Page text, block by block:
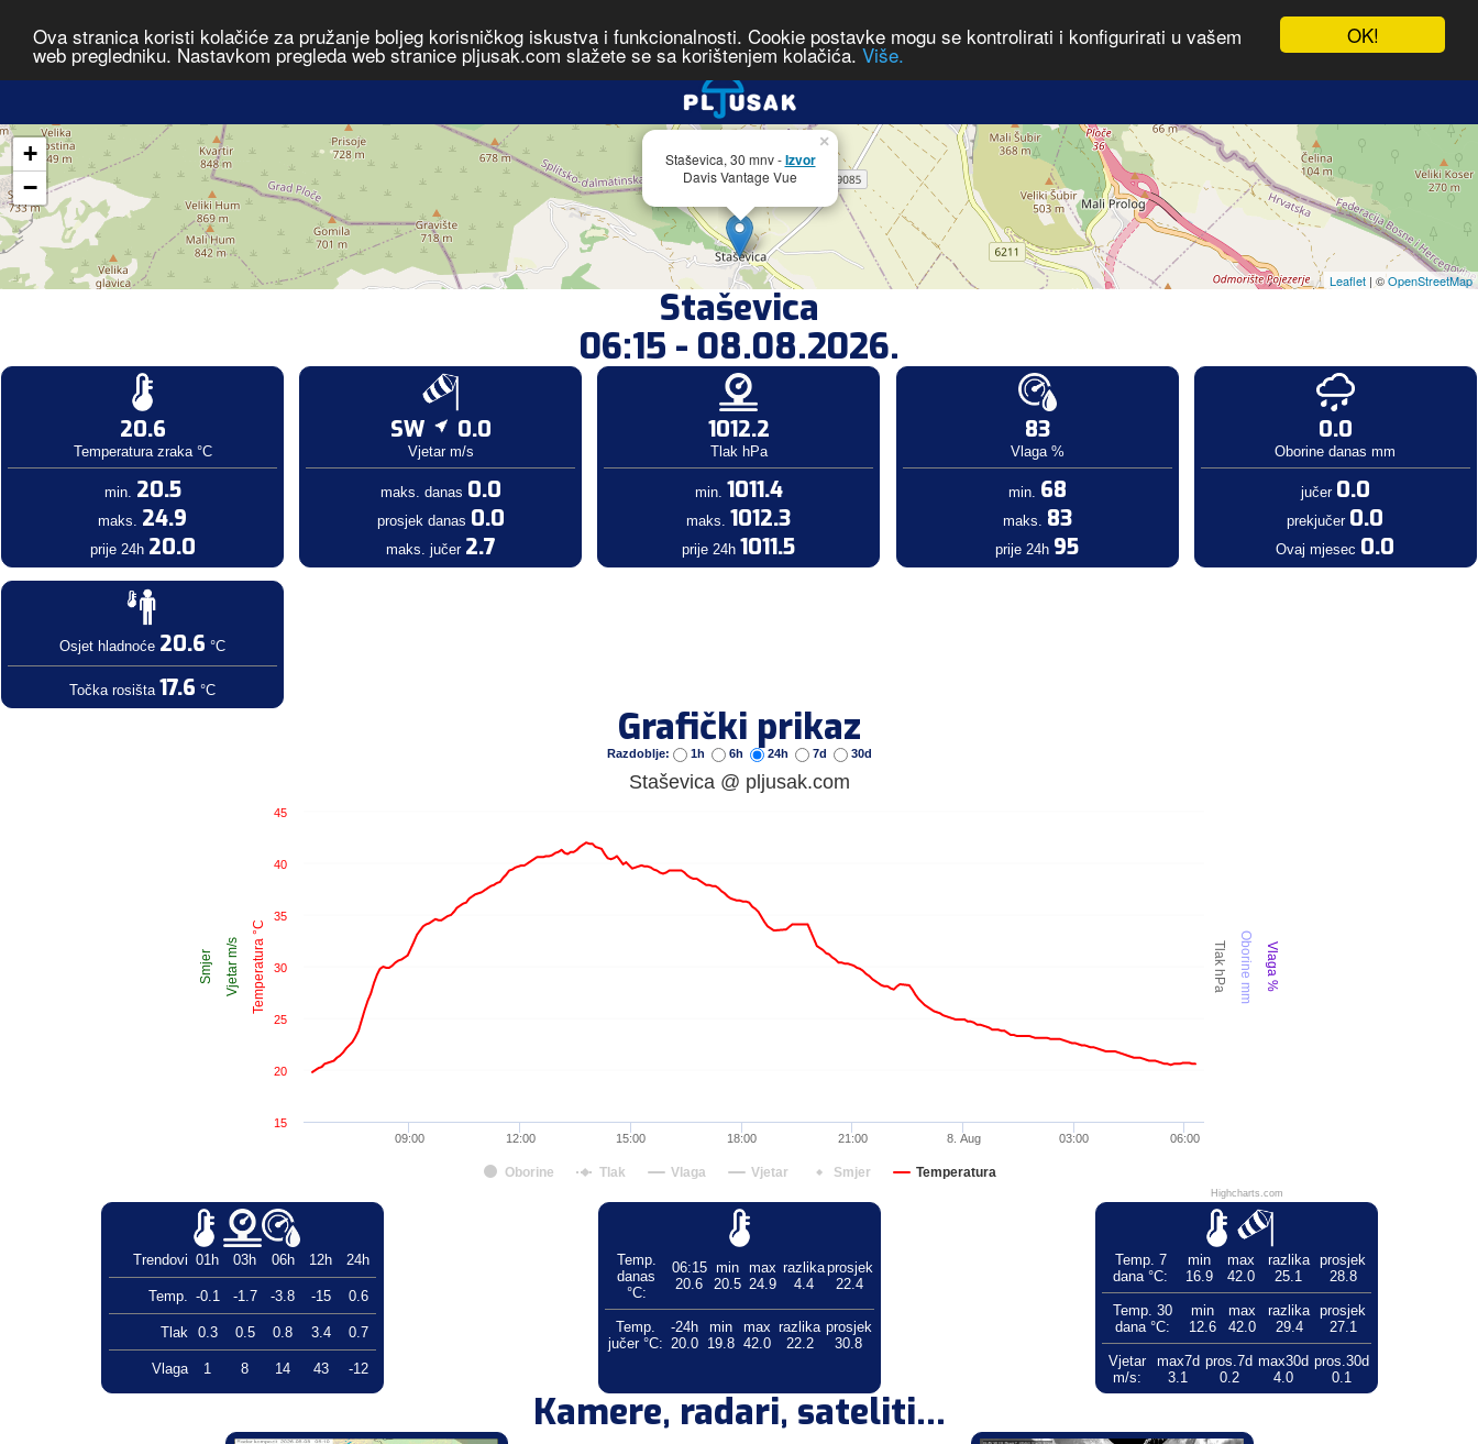
OK!
Ova stranica koristi kolačiće za pružanje boljeg korisničkog iskustva i funkcionalnosti. Cookie postavke mogu se kontrolirati i konfigurirati u vašem
web pregledniku. Nastavkom pregleda web stranice pljusak.com slažete se sa korištenjem kolačića. Više.
Staševica, 30 mnv -Izvor
Davis Vantage Vue
×
+
−
Leaflet | ©OpenStreetMap
Staševica
06:15 - 08.08.2026.
20.6
Temperatura zraka °C
min. 20.5
maks. 24.9
prije 24h 20.0
SW 0.0
Vjetar m/s
maks. danas 0.0
prosjek danas 0.0
maks. jučer 2.7
1012.2
Tlak hPa
min. 1011.4
maks. 1012.3
prije 24h 1011.5
83
Vlaga %
min. 68
maks. 83
prije 24h 95
0.0
Oborine danas mm
jučer 0.0
prekjučer 0.0
Ovaj mjesec 0.0
Osjet hladnoće 20.6 °C
Točka rosišta 17.6 °C
Grafički prikaz
Razdoblje: 1h 6h 24h 7d 30d
Temperatura °C
Vjetar m/s Tlak hPa Oborine mm Vlaga %
Smjer
Staševica @ pljusak.com
Oborine Tlak Vlaga Vjetar Smjer Temperatura
12:00 18:00 8. Aug 06:00
09:00 15:00 21:00 03:00
15
20
25
30
35
40
45
Highcharts.com
Trendovi 01h 03h 06h 12h 24h
Temp. -0.1 -1.7 -3.8 -15 0.6
Tlak 0.3 0.5 0.8 3.4 0.7
Vlaga 1 8 14 43 -12
Temp.
danas
°C:
06:15
20.6
min
20.5
max
24.9
razlika
4.4
prosjek
22.4
Temp.
jučer °C:
-24h
20.0
min
19.8
max
42.0
razlika
22.2
prosjek
30.8
Temp. 7
dana °C:
min
16.9
max
42.0
razlika
25.1
prosjek
28.8
Temp. 30
dana °C:
min
12.6
max
42.0
razlika
29.4
prosjek
27.1
Vjetar
m/s:
max7d
3.1
pros.7d
0.2
max30d
4.0
pros.30d
0.1
Kamere, radari, sateliti...